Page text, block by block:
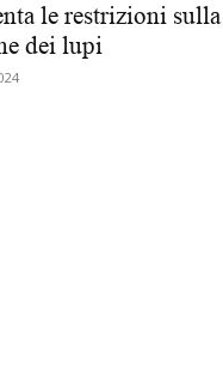
le restrizioni sulla
dei lupi